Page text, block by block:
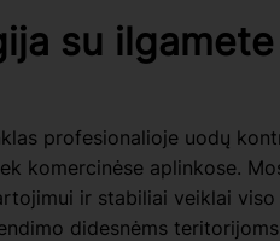
su ilgamete
profesionalioje uodų
komercinėse aplinkose.
ir stabiliai veiklai viso
didesnėms